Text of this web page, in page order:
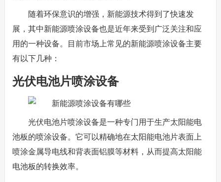
随着环保意识的增强，新能源技术得到了快速发
展，其中新能源喷涂设备也是近年来受到广泛关注和应
用的一种设备。目前市场上常见的新能源喷涂设备主要
有以下几种：
光伏电池片喷涂设备
光伏电池片喷涂设备是一种专门用于生产太阳能电
池板的喷涂设备。它可以精确地在太阳能电池片表面上
喷涂金属导电线和背表面铝膜等材料，从而提高太阳能
电池板的转换效率。